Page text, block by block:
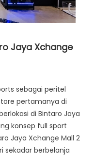
Jaya Xchange
sebagai peritel
pertamanya di
di Bintaro Jaya
konsep full sport
Jaya Xchange Mall 2
sekadar berbelanja